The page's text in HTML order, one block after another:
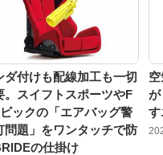
ダ付けも配線加工も一切
。スイフトスポーツやF
ックの「エアバッグ警
問題」をワンタッチで防
の仕掛け